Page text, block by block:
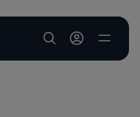
User account